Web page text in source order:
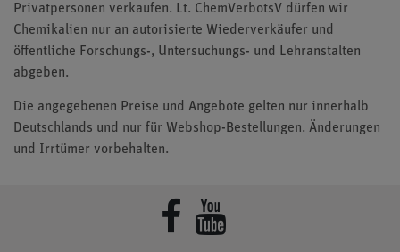
Privatpersonen verkaufen. Lt. ChemVerbotsV dürfen wir
Chemikalien nur an autorisierte Wiederverkäufer und
öffentliche Forschungs-, Untersuchungs- und Lehranstalten
abgeben.
Die angegebenen Preise und Angebote gelten nur innerhalb
Deutschlands und nur für Webshop-Bestellungen. Änderungen
und Irrtümer vorbehalten.